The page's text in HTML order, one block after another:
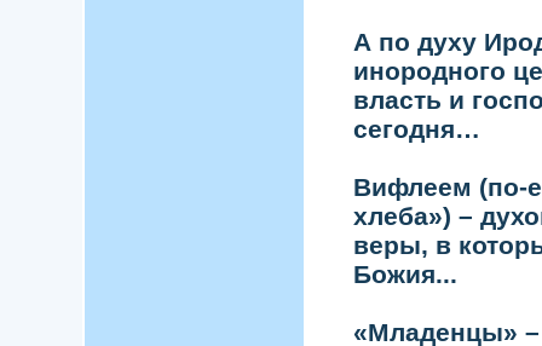
А по духу
инородного
власть и
сегодня…
Вифлеем (по-
хлеба») –
веры, в
Божия...
«Младенцы» –